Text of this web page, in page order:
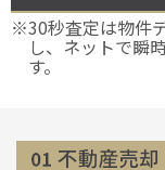
※30秒査定は物件
し、ネットで瞬
す。